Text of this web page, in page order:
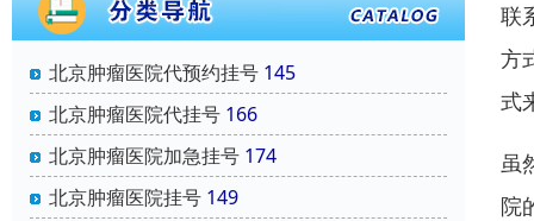
北京肿瘤医院代预约挂号 145
北京肿瘤医院代挂号 166
北京肿瘤医院加急挂号 174
北京肿瘤医院挂号 149
联
方
式
虽
院